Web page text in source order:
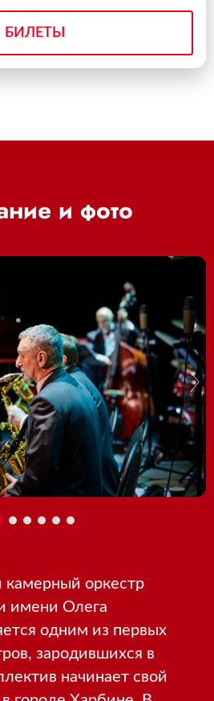
БИЛЕТЫ
и фото
камерный оркестр
имени Олега
одним из первых
зародившихся в
начинает свой